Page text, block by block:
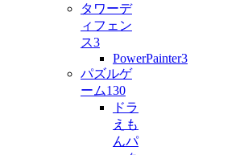
タワーデ
ィフェン
ス3
PowerPainter3
パズルゲ
ーム130
ドラ
えも
んパ